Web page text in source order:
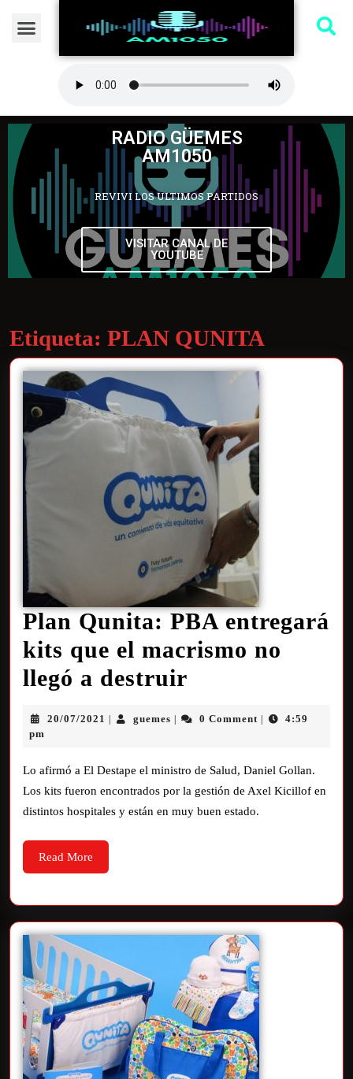
RADIO GÜEMES
AM1050
REVIVI LOS ULTIMOS PARTIDOS
VISITAR CANAL DE
YOUTUBE
Etiqueta: PLAN QUNITA
Plan Qunita: PBA entregará
kits que el macrismo no
llegó a destruir
20/07/2021 guemes 0 Comment
4:59
pm
Lo afirmó a El Destape el ministro de Salud, Daniel Gollan.
Los kits fueron encontrados por la gestión de Axel Kicillof en
distintos hospitales y están en muy buen estado.
Read More